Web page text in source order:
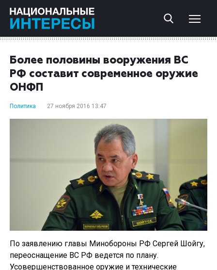
Более половины вооружения ВС
РФ составит современное оружие
ОНФП
Политика 27 ноября 2016 13:47
По заявлению главы Минобороны РФ Сергей Шойгу,
переоснащение ВС РФ ведется по плану.
Усовершенствованное оружие и технические